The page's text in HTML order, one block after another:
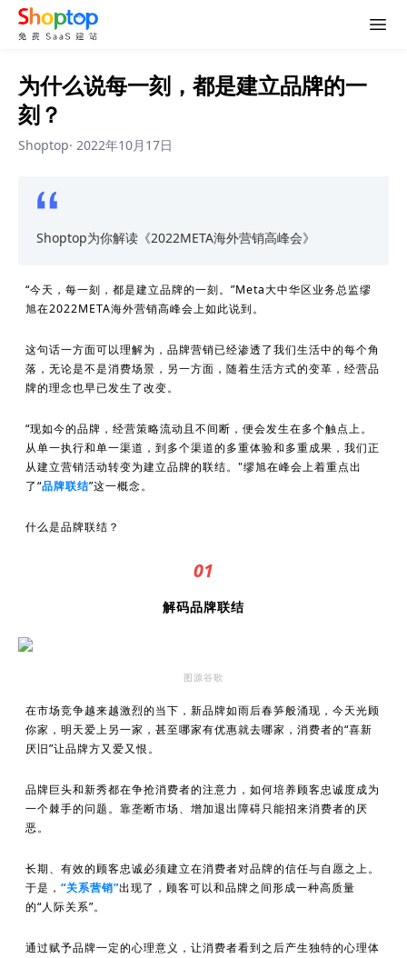
为什么说每一刻，都是建立品牌的一
刻？
Shoptop· 2022年10月17日
Shoptop为你解读《2022META海外营销高峰会》
“今天，每一刻，都是建立品牌的一刻。”Meta大中华区业务总监缪
旭在2022META海外营销高峰会上如此说到。
这句话一方面可以理解为，品牌营销已经渗透了我们生活中的每个角
落，无论是不是消费场景，另一方面，随着生活方式的变革，经营品
牌的理念也早已发生了改变。
“现如今的品牌，经营策略流动且不间断，便会发生在多个触点上。
从单一执行和单一渠道，到多个渠道的多重体验和多重成果，我们正
从建立营销活动转变为建立品牌的联结。"缪旭在峰会上着重点出
了“品牌联结”这一概念。
什么是品牌联结？
01
解码品牌联结
图源谷歌
在市场竞争越来越激烈的当下，新品牌如雨后春笋般涌现，今天光顾
你家，明天爱上另一家，甚至哪家有优惠就去哪家，消费者的“喜新
厌旧”让品牌方又爱又恨。
品牌巨头和新秀都在争抢消费者的注意力，如何培养顾客忠诚度成为
一个棘手的问题。靠垄断市场、增加退出障碍只能招来消费者的厌
恶。
长期、有效的顾客忠诚必须建立在消费者对品牌的信任与自愿之上。
于是， “关系营销”出现了，顾客可以和品牌之间形成一种高质量
的“人际关系”。
通过赋予品牌一定的心理意义，让消费者看到之后产生独特的心理体